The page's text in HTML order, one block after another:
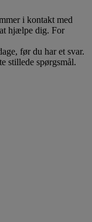
i kontakt med
hjælpe dig. For
før du har et svar.
stillede spørgsmål.